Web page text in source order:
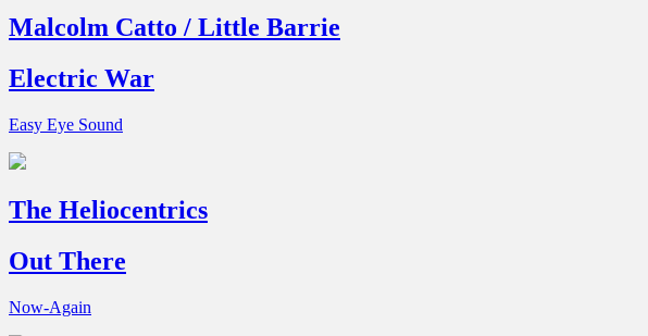
Malcolm Catto / Little Barrie
Electric War
Easy Eye Sound
The Heliocentrics
Out There
Now-Again